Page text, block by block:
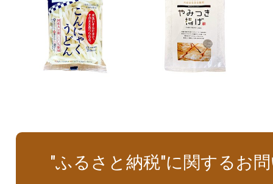
"ふるさと納税"に関するお